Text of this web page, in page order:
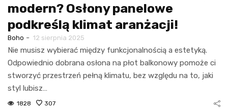
modern? Osłony panelowe
podkreślą klimat aranżacji!
Boho - 12 sierpnia 2025
Nie musisz wybierać między funkcjonalnością a estetyką.
Odpowiednio dobrana osłona na płot balkonowy pomoże ci
stworzyć przestrzeń pełną klimatu, bez względu na to, jaki
styl lubisz…
1828 307